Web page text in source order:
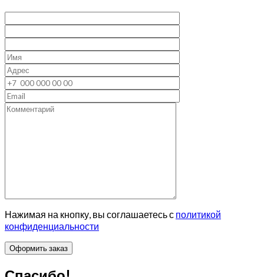
Нажимая на кнопку, вы соглашаетесь с политикой
конфиденциальности